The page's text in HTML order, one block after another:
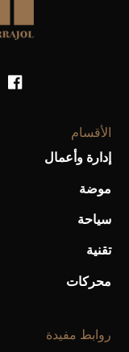
الأقسام
إدارة وأعمال
موضة
سياحة
تقنية
محركات
روابط مفيدة